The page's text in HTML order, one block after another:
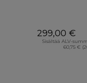
299,00 €
Sisältää ALV-
60,75 €